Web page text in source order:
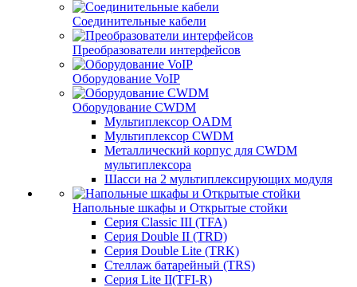
Соединительные кабели
Преобразователи интерфейсов
Оборудование VoIP
Оборудование CWDM
Мультиплекcор OADM
Мультиплексор CWDM
Металлический корпус для CWDM
мультиплексора
Шасси на 2 мультиплексирующих модуля
Напольные шкафы и Открытые стойки
Серия Classic III (TFA)
Серия Double II (TRD)
Серия Double Lite (TRK)
Стеллаж батарейный (TRS)
Серия Lite II(TFI-R)